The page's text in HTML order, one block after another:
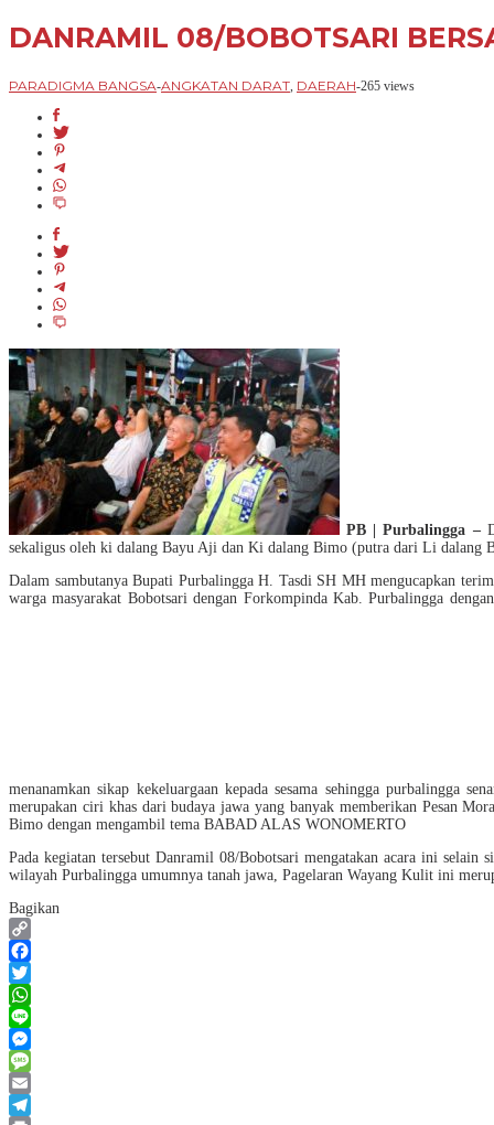
DANRAMIL 08/BOBOTSARI
PARADIGMA BANGSA-ANGKATAN DARAT, DAERAH-265 views
PB | Purbalingga –
sekaligus oleh ki dalang Bayu Aji dan Ki dalang Bimo (putra dari Li dalang
Dalam sambutanya Bupati Purbalingga H. Tasdi SH MH mengucapkan
warga masyarakat Bobotsari dengan Forkompinda Kab. Purbalingga
menanamkan sikap kekeluargaan kepada sesama sehingga purbalingga
merupakan ciri khas dari budaya jawa yang banyak memberikan Pesan
Bimo dengan mengambil tema BABAD ALAS WONOMERTO
Pada kegiatan tersebut Danramil 08/Bobotsari mengatakan acara ini
wilayah Purbalingga umumnya tanah jawa, Pagelaran Wayang Kulit ini
Bagikan
Copy
Link
Facebook
Twitter
WhatsApp
Line
Messenger
Message
Email